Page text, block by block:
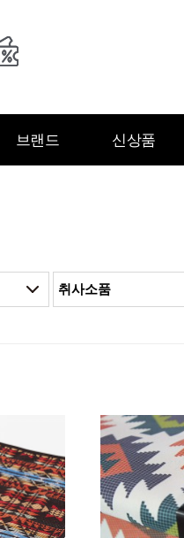
브랜드 신상품